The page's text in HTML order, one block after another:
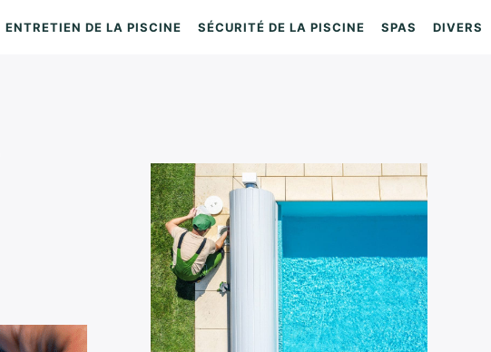
ENTRETIEN DE LA PISCINE SÉCURITÉ DE LA PISCINE SPAS DIVERS